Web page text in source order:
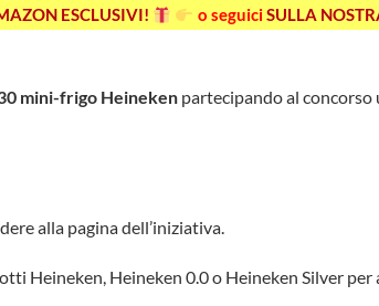
ESCLUSIVI!
o seguiciSULLA
mini-frigo Heineken partecipando al concorso
alla pagina dell’iniziativa.
Heineken, Heineken 0.0 o Heineken Silver per